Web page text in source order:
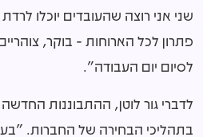
שני אני רוצה שהעובדים יוכלו
פתרון לכל הארוחות - בוקר,
לסיום יום העבודה".
לדברי גור לוטן, ההתבוננות
בתהליכי הבחירה של החברות.